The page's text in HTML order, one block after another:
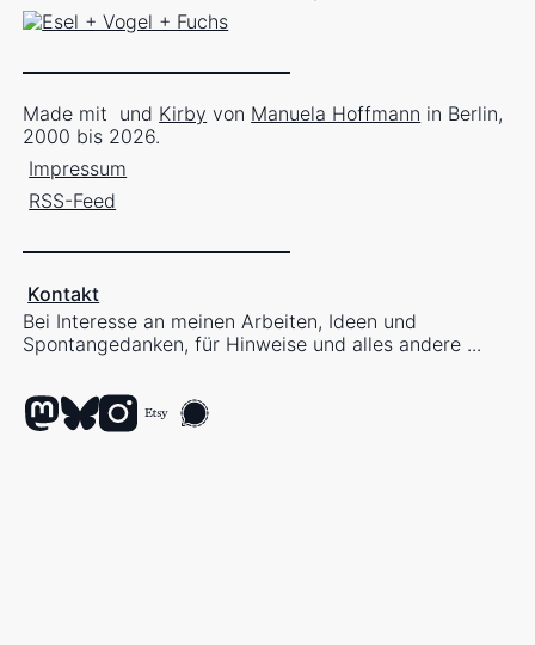
Made mit und Kirby von Manuela Hoffmann in Berlin,
2000 bis 2026.
Impressum
RSS-Feed
Kontakt
Bei Interesse an meinen Arbeiten, Ideen und
Spontangedanken, für Hinweise und alles andere ...